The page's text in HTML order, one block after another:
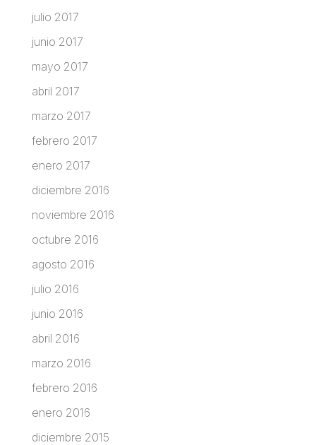
julio 2017
junio 2017
mayo 2017
abril 2017
marzo 2017
febrero 2017
enero 2017
diciembre 2016
noviembre 2016
octubre 2016
agosto 2016
julio 2016
junio 2016
abril 2016
marzo 2016
febrero 2016
enero 2016
diciembre 2015